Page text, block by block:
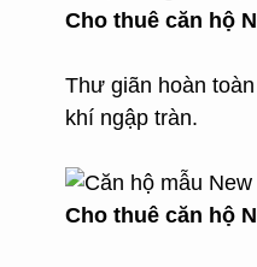
Cho thuê căn hộ
Thư giãn hoàn
khí ngập tràn.
Cho thuê căn hộ